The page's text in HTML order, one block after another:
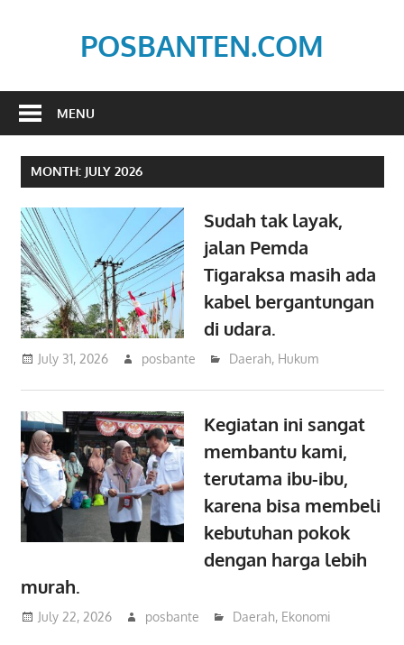
POSBANTEN.COM
Dan
Aspirasi
Rakyat
MENU
MONTH: JULY 2026
Sudah tak layak,
jalan Pemda
Tigaraksa masih ada
kabel bergantungan
di udara.
July 31, 2026 posbante Daerah, Hukum
Kegiatan ini sangat
membantu kami,
terutama ibu-ibu,
karena bisa membeli
kebutuhan pokok
dengan harga lebih
murah.
July 22, 2026 posbante Daerah, Ekonomi